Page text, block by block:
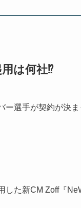
は何社⁉︎
ー選手が契約が決
した新CM Zoff『